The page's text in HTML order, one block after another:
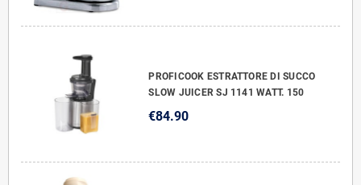
PROFICOOK ESTRATTORE DI SUCCO
SLOW JUICER SJ 1141 WATT. 150
€84.90